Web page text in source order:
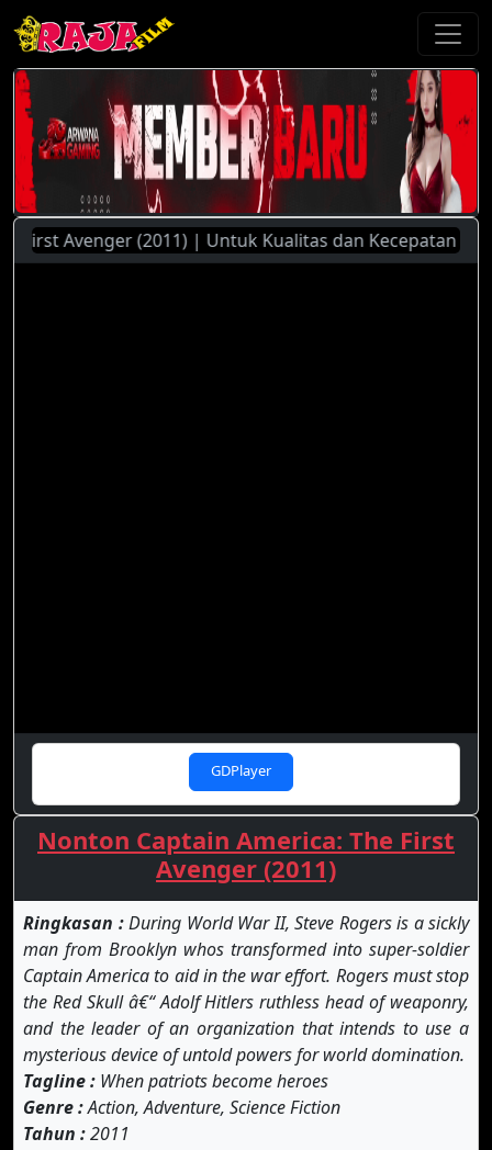
Avenger (2011) | Untuk Kualitas dan Kecepatan
GDPlayer
Nonton Captain America: The First
Avenger (2011)
Ringkasan :During World War II, Steve Rogers is a sickly
man from Brooklyn whos transformed into super-soldier
Captain America to aid in the war effort. Rogers must stop
the Red Skull â€“ Adolf Hitlers ruthless head of weaponry,
and the leader of an organization that intends to use a
mysterious device of untold powers for world domination.
Tagline : When patriots become heroes
Genre :Action, Adventure, Science Fiction
Tahun :2011